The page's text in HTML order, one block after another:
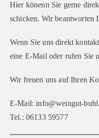
Hier könenn Sie gerne
schicken. Wir beantworten
Wenn Sie uns direkt
eine E-Mail oder rufen Sie
Wir freuen uns auf Ihren
E-Mail: info@weingut-
Tel.: 06133 59577